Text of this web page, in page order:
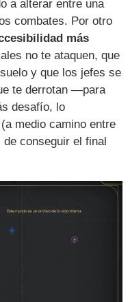
a alterar entre una
combates. Por otro
más
no te ataquen, que
y que los jefes se
te derrotan —para
desafío, lo
medio camino entre
conseguir el final